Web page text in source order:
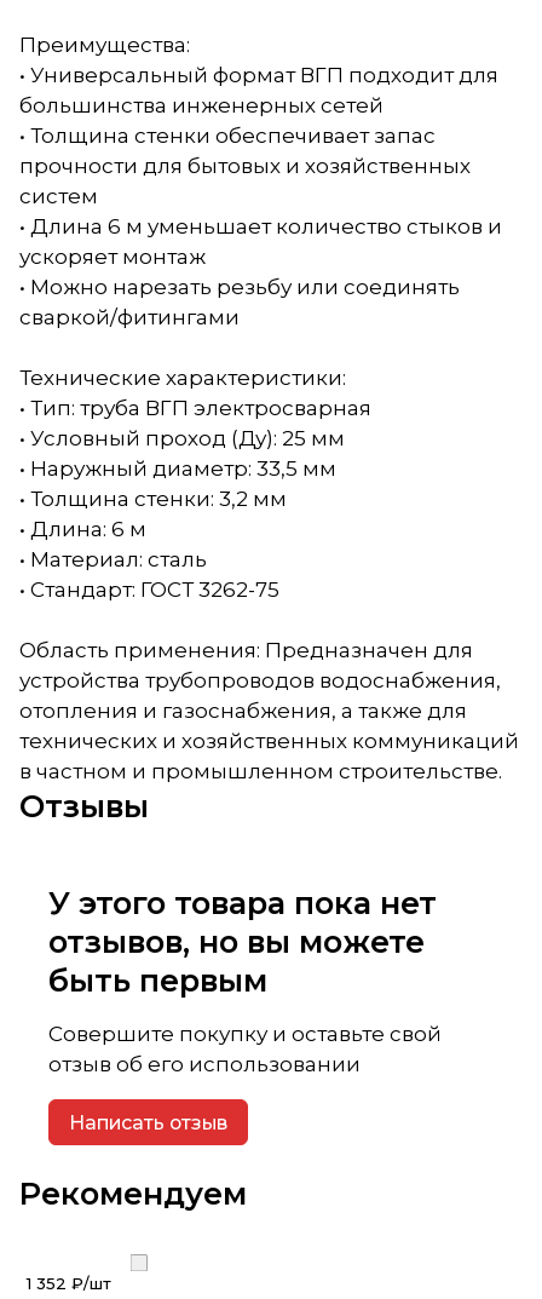
Преимущества:
• Универсальный формат ВГП подходит для
большинства инженерных сетей
• Толщина стенки обеспечивает запас
прочности для бытовых и хозяйственных
систем
• Длина 6 м уменьшает количество стыков и
ускоряет монтаж
• Можно нарезать резьбу или соединять
сваркой/фитингами
Технические характеристики:
• Тип: труба ВГП электросварная
• Условный проход (Ду): 25 мм
• Наружный диаметр: 33,5 мм
• Толщина стенки: 3,2 мм
• Длина: 6 м
• Материал: сталь
• Стандарт: ГОСТ 3262-75
Область применения: Предназначен для
устройства трубопроводов водоснабжения,
отопления и газоснабжения, а также для
технических и хозяйственных коммуникаций
в частном и промышленном строительстве.
Отзывы
У этого товара пока нет
отзывов, но вы можете
быть первым
Совершите покупку и оставьте свой
отзыв об его использовании
Написать отзыв
Рекомендуем
1 352 ₽/шт